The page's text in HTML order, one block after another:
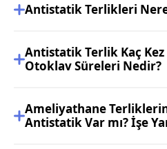
Antistatik Terlikleri
Antistatik Terlik Kaç
Otoklav Süreleri Nedir?
Ameliyathane
Antistatik Var mı? İşe